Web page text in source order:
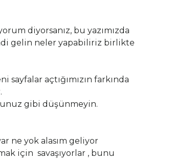
diyorsanız, bu yazımızda
gelin neler yapabiliriz birlikte
açtığımızın farkında
gibi düşünmeyin.
ne yok alasım geliyor
için savaşıyorlar , bunu